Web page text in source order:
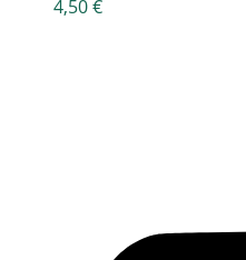
4,50€